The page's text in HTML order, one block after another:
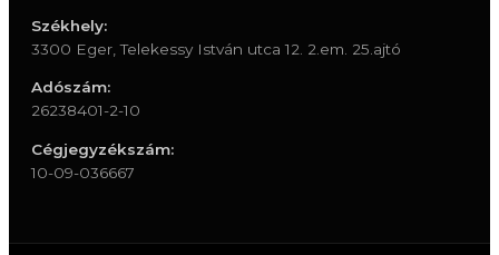
Székhely:
3300 Eger, Telekessy István utca 12. 2.em. 25.ajtó
Adószám:
26238401-2-10
Cégjegyzékszám:
10-09-036667